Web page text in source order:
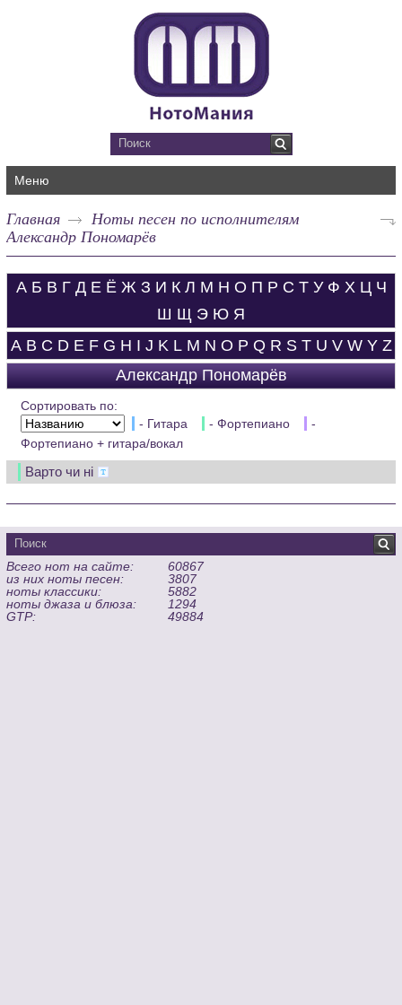
Меню
Главная
Ноты песен по исполнителям
Александр Пономарёв
А Б В Г Д Е Ё Ж З И К Л М Н О П Р С Т У Ф Х Ц Ч
Ш Щ Э Ю Я
A B C D E F G H I J K L M N O P Q R S T U V W Y Z
Александр Пономарёв
Сортировать по:
- Гитара
- Фортепиано
-
Фортепиано + гитара/вокал
Варто чи нi
Всего нот на сайте:
60867
из них ноты песен:
3807
ноты классики:
5882
ноты джаза и блюза:
1294
GTP:
49884